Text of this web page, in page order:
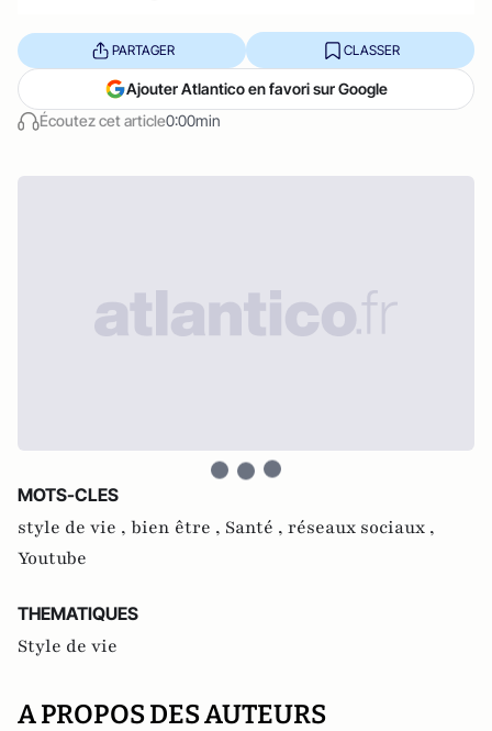
Écoutez cet article0:00min
PARTAGER CLASSER
Ajouter Atlantico en favori sur Google
MOTS-CLES
style de vie , bien être , Santé , réseaux sociaux ,
Youtube
THEMATIQUES
Style de vie
A PROPOS DES AUTEURS